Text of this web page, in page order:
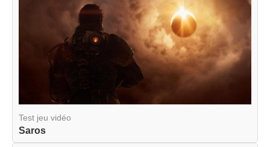
Test jeu vidéo
Saros